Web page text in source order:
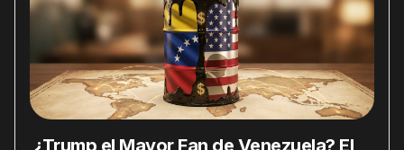
¿Trump el Mayor Fan de Venezuela? El